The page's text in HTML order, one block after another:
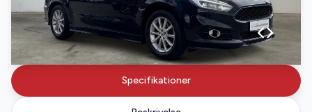
Specifikationer